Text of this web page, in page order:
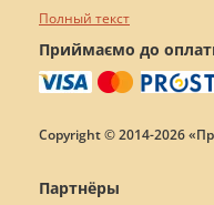
Полный текст
Приймаємо до
Copyright © 2014-2026
Партнёры